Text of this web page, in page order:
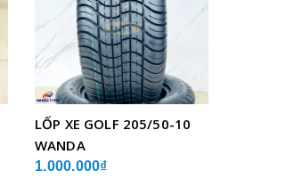
LỐP XE GOLF 205/50-10
WANDA
1.000.000₫